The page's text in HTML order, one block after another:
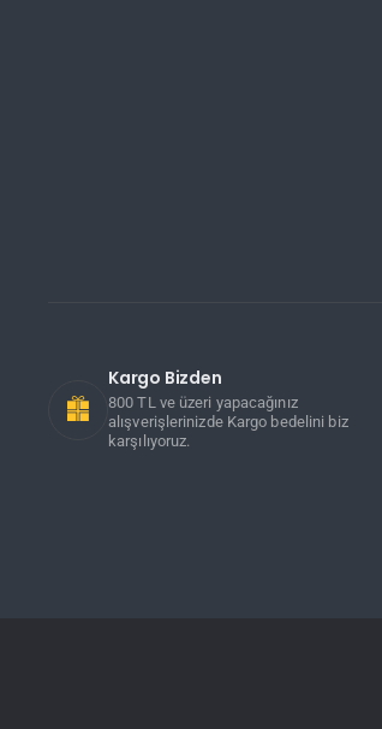
Kargo Bizden
800 TL ve üzeri yapacağınız
alışverişlerinizde Kargo bedelini biz
karşılıyoruz.